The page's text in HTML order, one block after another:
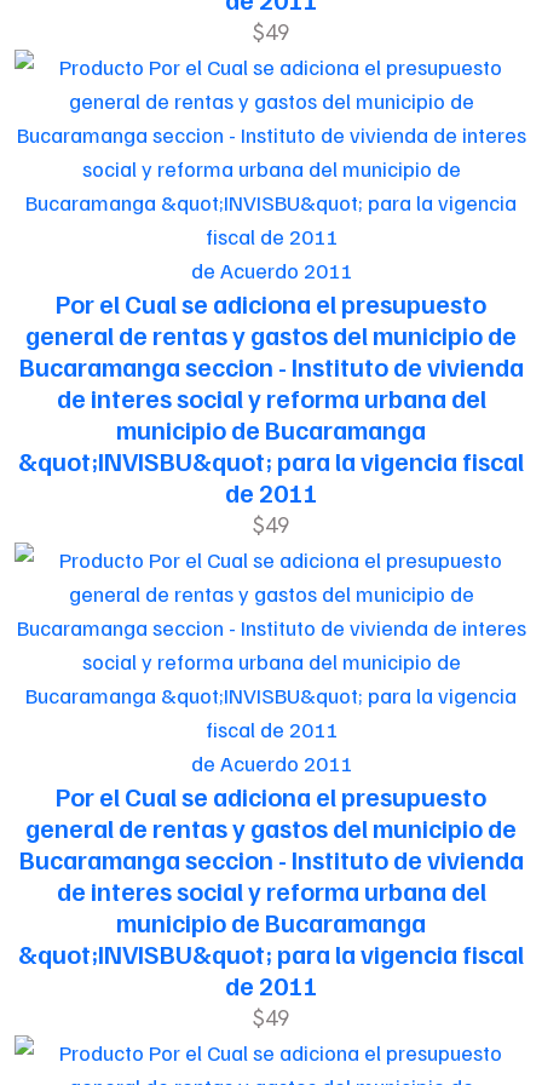
$49
de Acuerdo 2011
Por el Cual se adiciona el presupuesto
general de rentas y gastos del municipio de
Bucaramanga seccion - Instituto de vivienda
de interes social y reforma urbana del
municipio de Bucaramanga
&quot;INVISBU&quot; para la vigencia fiscal
de 2011
$49
de Acuerdo 2011
Por el Cual se adiciona el presupuesto
general de rentas y gastos del municipio de
Bucaramanga seccion - Instituto de vivienda
de interes social y reforma urbana del
municipio de Bucaramanga
&quot;INVISBU&quot; para la vigencia fiscal
de 2011
$49